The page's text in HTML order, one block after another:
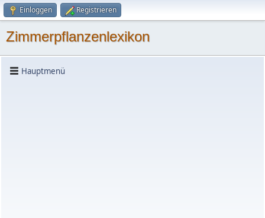
Einloggen Registrieren
Zimmerpflanzenlexikon
Hauptmenü